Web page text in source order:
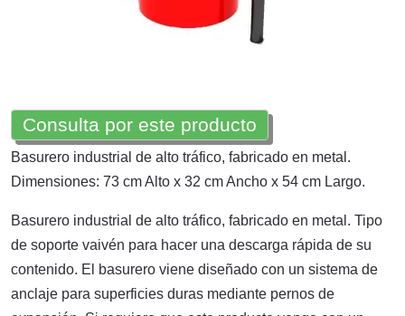
Consulta por este producto
Basurero industrial de alto tráfico, fabricado en metal.
Dimensiones: 73 cm Alto x 32 cm Ancho x 54 cm Largo.
Basurero industrial de alto tráfico, fabricado en metal. Tipo
de soporte vaivén para hacer una descarga rápida de su
contenido. El basurero viene diseñado con un sistema de
anclaje para superficies duras mediante pernos de